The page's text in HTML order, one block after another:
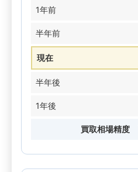
1年前
半年前
現在
半年後
1年後
買取相場精度